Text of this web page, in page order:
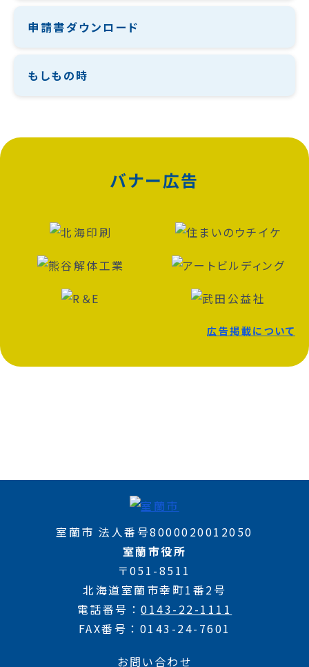
申請書ダウンロード
もしもの時
バナー広告
広告掲載について
室蘭市 法人番号8000020012050
室蘭市役所
〒051-8511
北海道室蘭市幸町1番2号
電話番号
0143-22-1111
FAX番号
0143-24-7601
お問い合わせ